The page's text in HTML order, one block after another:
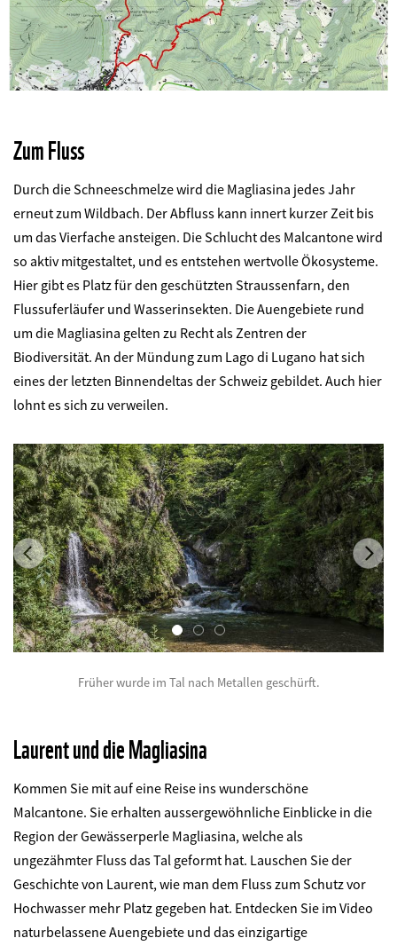
©
Zum Fluss
Durch die Schneeschmelze wird die Magliasina jedes Jahr
erneut zum Wildbach. Der Abfluss kann innert kurzer Zeit bis
um das Vierfache ansteigen. Die Schlucht des Malcantonewird
so aktivmitgestaltet, und es entstehen wertvolle Ökosysteme.
Hier gibt es Platz für den geschützten Straussenfarn, den
Flussuferläufer und Wasserinsekten. Die Auengebiete rund
um die Magliasina gelten zu Recht als Zentren der
Biodiversität. An der Mündung zum Lago di Lugano hat sich
eines der letzten Binnendeltas der Schweiz gebildet. Auch hier
lohnt es sich zu verweilen.
Früher wurde im Tal nach Metallen geschürft.
Previous
Laurent und die Magliasina
Kommen Sie mit auf eine Reise ins wunderschöne
Malcantone. Sie erhalten aussergewöhnliche Einblicke in die
Region der Gewässerperle Magliasina, welche als
ungezähmter Fluss das Tal geformt hat. Lauschen Sie der
Geschichte von Laurent, wie man dem Fluss zum Schutz vor
Hochwasser mehr Platz gegeben hat. Entdecken Sie im Video
naturbelassene Auengebiete und das einzigartige